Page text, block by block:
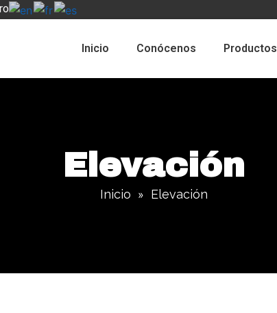
Inicio Conócenos Productos
Elevación
Inicio » Elevación